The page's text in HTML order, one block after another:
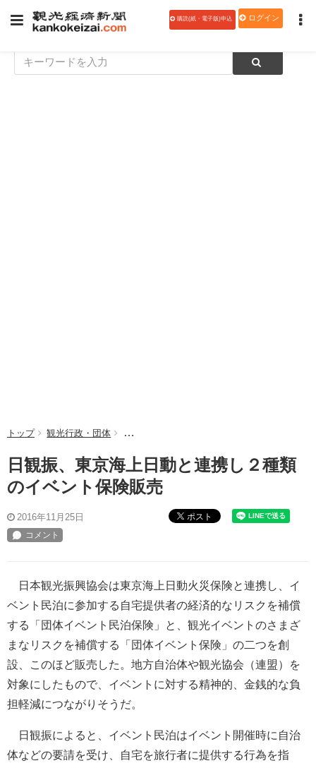
購読(紙・電子版)申込 ログイン
トップ 観光行政・団体 日観振、東京海上日動と連携し２種類のイベ
日観振、東京海上日動と連携し２種類
のイベント保険販売
2016年11月25日 ポスト
日本観光振興協会は東京海上日動火災保険と連携し、イ
ベント民泊に参加する自宅提供者の経済的なリスクを補償
する「団体イベント民泊保険」と、観光イベントのさまざ
まなリスクを補償する「団体イベント保険」の二つを創
設、このほど販売した。地方自治体や観光協会（連盟）を
対象にしたもので、イベントに対する精神的、金銭的な負
担軽減につながりそうだ。
日観振によると、イベント民泊はイベント開催時に自治
体などの要請を受け、自宅を旅行者に提供する行為を指